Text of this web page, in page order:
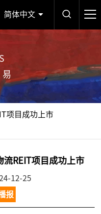
简体中文
项目成功上市
流REIT项目成功上市
12-25
报